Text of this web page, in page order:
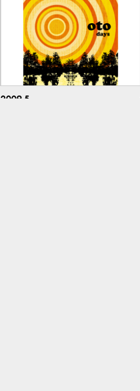
2009.5